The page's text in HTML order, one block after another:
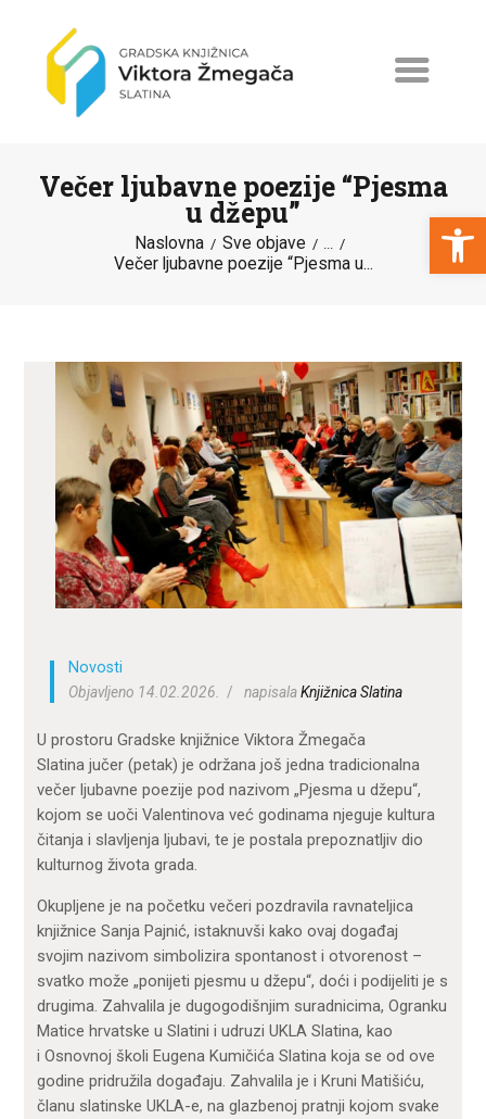
Open toolbar
Večer ljubavne poezije “Pjesma
u džepu”
Naslovna Sve objave ...
Večer ljubavne poezije “Pjesma u...
NASLOVNA
PROGRAMI I PROJEKTI
KATALOG
O KNJIŽNICI
ZA KORISNIKE
ODJELI
DOKUMENTI
Novosti
Objavljeno 14.02.2026.
napisalaKnjižnica Slatina
U prostoruGradske knjižnice Viktora Žmegača
Slatina jučer (petak) je održana još jedna tradicionalna
večer ljubavne poezije pod nazivom „Pjesma u džepu“,
kojom se uoči Valentinova već godinama njeguje kultura
čitanja i slavljenja ljubavi, te je postala prepoznatljiv dio
kulturnog života grada.
Okupljene je na početku večeri pozdravila ravnateljica
knjižnice Sanja Pajnić, istaknuvši kako ovaj događaj
svojim nazivom simbolizira spontanost i otvorenost –
svatko može „ponijeti pjesmu u džepu“, doći i podijeliti je s
drugima. Zahvalila je dugogodišnjim suradnicima, Ogranku
Matice hrvatske u Slatini i udruzi UKLA Slatina, kao
iOsnovnoj školi Eugena Kumičića Slatina koja se od ove
godine pridružila događaju . Zahvalila je i Kruni Matišiću,
članu slatinske UKLA-e, na glazbenoj pratnji kojom svake